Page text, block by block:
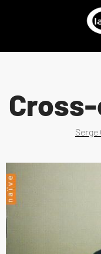
Serge